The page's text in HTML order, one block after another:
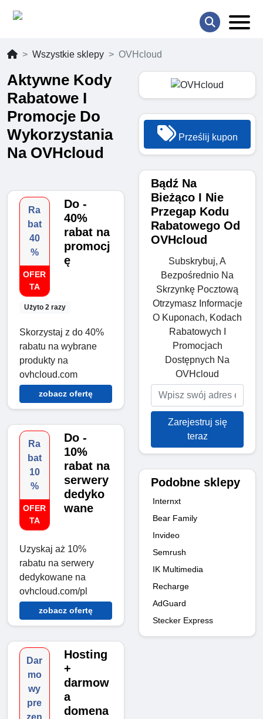
Wszystkie sklepy OVHcloud
Aktywne Kody
Rabatowe I
Promocje Do
Wykorzystania
Na OVHcloud
Ra
bat
40
%
OFER
TA
Użyto 2 razy
Do -
40%
rabat na
promocj
ę
Skorzystaj z do 40%
rabatu na wybrane
produkty na
ovhcloud.com
zobacz ofertę
Ra
bat
10
%
OFER
TA
Do -
10%
rabat na
serwery
dedyko
wane
Uzyskaj aż 10%
rabatu na serwery
dedykowane na
ovhcloud.com/pl
zobacz ofertę
Dar
mo
wy
pre
Hosting
+
darmow
a
domena
Prześlij kupon
Bądź Na
Bieżąco I Nie
Przegap Kodu
Rabatowego Od
OVHcloud
Subskrybuj, A
Bezpośrednio Na
Skrzynkę Pocztową
Otrzymasz Informacje
O Kuponach, Kodach
Rabatowych I
Promocjach
Dostępnych Na
OVHcloud
Zarejestruj się
teraz
Podobne sklepy
Internxt
Bear Family
Invideo
Semrush
IK Multimedia
Recharge
AdGuard
Stecker Express